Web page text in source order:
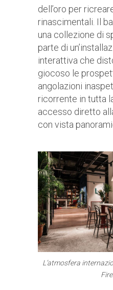
dell’oro per
rinascimentali. Il
una collezione di
parte di
interattiva che
giocoso le
angolazioni
ricorrente in tutta
accesso diretto
con vista
L’atmosfera